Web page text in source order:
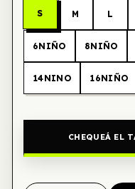
S M L
6NIÑO 8NIÑO
14NINO 16NIÑO
CHEQUEÁ EL